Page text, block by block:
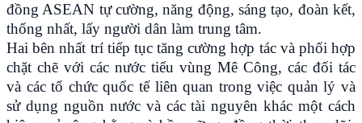
đồng ASEAN tự cường, năng động, sáng tạo, đoàn kết,
thống nhất, lấy người dân làm trung tâm.
Hai bên nhất trí tiếp tục tăng cường hợp tác và phối hợp
chặt chẽ với các nước tiểu vùng Mê Công, các đối tác
và các tổ chức quốc tế liên quan trong việc quản lý và
sử dụng nguồn nước và các tài nguyên khác một cách